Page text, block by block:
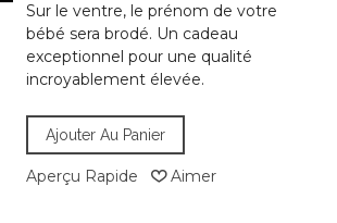
Sur le ventre, le prénom de votre
bébé sera brodé. Un cadeau
exceptionnel pour une qualité
incroyablement élevée.
Ajouter Au Panier
Aperçu Rapide Aimer